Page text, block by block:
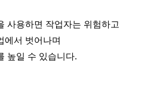
사용하면 작업자는 위험하고
에서 벗어나며
높일 수 있습니다.